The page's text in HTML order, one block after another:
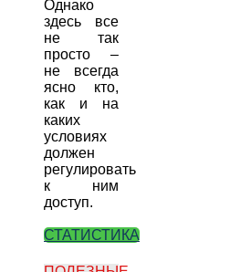
Однако
здесь все
не так
просто –
не всегда
ясно кто,
как и на
каких
условиях
должен
регулировать
к ним
доступ.
СТАТИСТИКА